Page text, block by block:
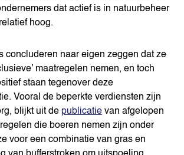
dat actief is in natuurbeheer
hoog.
concluderen naar eigen zeggen dat ze
maatregelen nemen, en toch
staan tegenover deze
Vooral de beperkte verdiensten zijn
blijkt uit de publicatievan afgelopen
die boeren nemen zijn onder
voor een combinatie van gras en